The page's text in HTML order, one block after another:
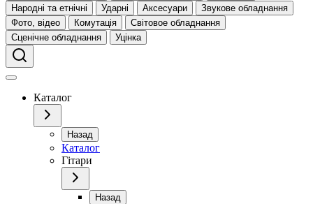
Народні та етнічні
Ударні Аксесуари
Звукове обладнання
Фото, відео
Комутація
Світовое обладнання
Сценічне обладнання
Уцінка
Каталог
Назад
Каталог
Гітари
Назад